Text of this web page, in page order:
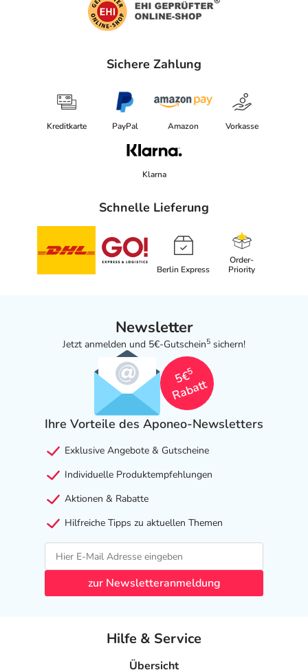
Sichere Zahlung
Kreditkarte PayPal Amazon Vorkasse
Klarna
Schnelle Lieferung
Berlin Express
Order-
Priority
Newsletter
Jetzt anmelden und 5€-Gutschein5 sichern!
5€
5
Rabatt
Ihre Vorteile des Aponeo-Newsletters
Exklusive Angebote & Gutscheine
Individuelle Produktempfehlungen
Aktionen & Rabatte
Hilfreiche Tipps zu aktuellen Themen
zur Newsletteranmeldung
Hilfe & Service
Übersicht